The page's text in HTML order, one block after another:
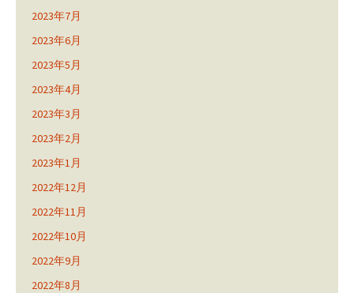
2023年7月
2023年6月
2023年5月
2023年4月
2023年3月
2023年2月
2023年1月
2022年12月
2022年11月
2022年10月
2022年9月
2022年8月